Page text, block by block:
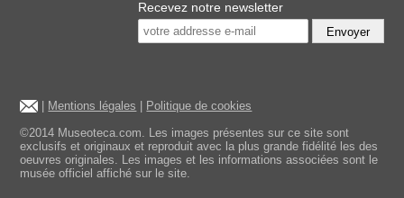
Recevez notre newsletter
Envoyer
Mentions légales
Politique de cookies
©2014 Museoteca.com. Les images présentes sur ce site sont
exclusifs et originaux et reproduit avec la plus grande fidélité les des
oeuvres originales. Les images et les informations associées sont le
musée officiel affiché sur le site.